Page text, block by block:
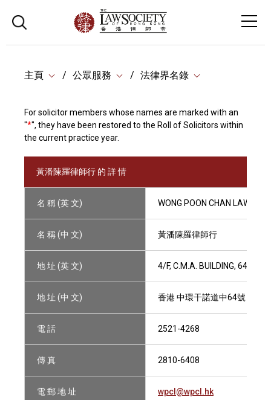
主頁 公眾服務 法律界名錄
For solicitor members whose names are marked with an
"*", they have been restored to the Roll of Solicitors within
the current practice year.
黃潘陳羅律師行 的 詳 情
名 稱 (英 文) WONG POON CHAN LAW &
名 稱 (中 文) 黃潘陳羅律師行
地 址 (英 文) 4/F, C.M.A. BUILDING, 64
地 址 (中 文) 香港 中環干諾道中64號 香港
電 話 2521-4268
傳 真 2810-6408
電 郵 地 址 wpcl@wpcl.hk